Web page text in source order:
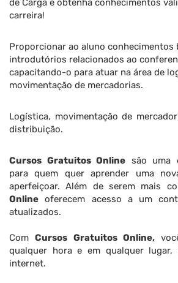
de Carga e obtenha conhecimentos
carreira!
Proporcionar ao aluno conhecimentos
introdutórios relacionados ao
capacitando-o para atuar na área de
movimentação de mercadorias.
Logística, movimentação de
distribuição.
Cursos Gratuitos Online são uma
para quem quer aprender uma
aperfeiçoar. Além de serem mais
Online oferecem acesso a um
atualizados.
ComCursos Gratuitos Online,
qualquer hora e em qualquer
internet.